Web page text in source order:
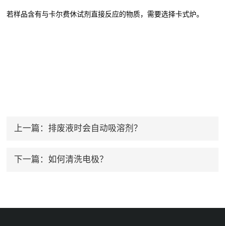
若样品含有与卡尔费休试剂直接反应的物质，需要选择卡式炉。
上一篇： 排废液时会自动吸溶剂？
下一篇： 如何清洗电极？